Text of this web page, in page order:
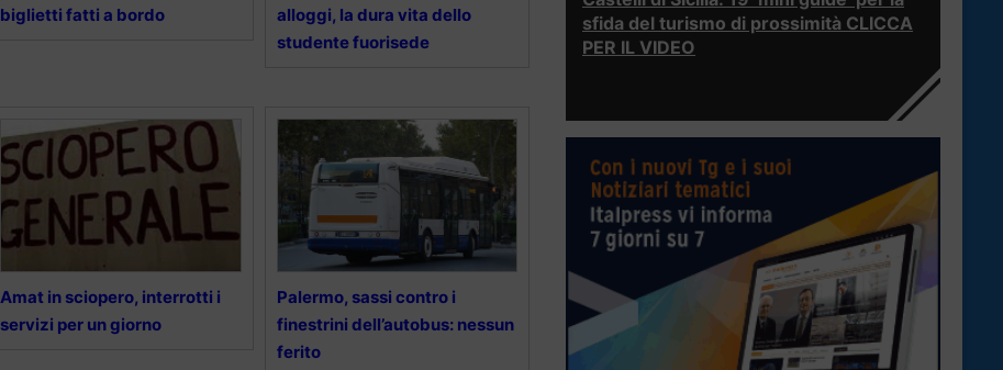
biglietti fatti a bordo
alloggi, la dura vita dello
studente fuorisede
Amat in sciopero, interrotti i
servizi per un giorno
Palermo, sassi contro i
finestrini dell’autobus: nessun
ferito
sfida del turismo di prossimità CLICCA
PER IL VIDEO